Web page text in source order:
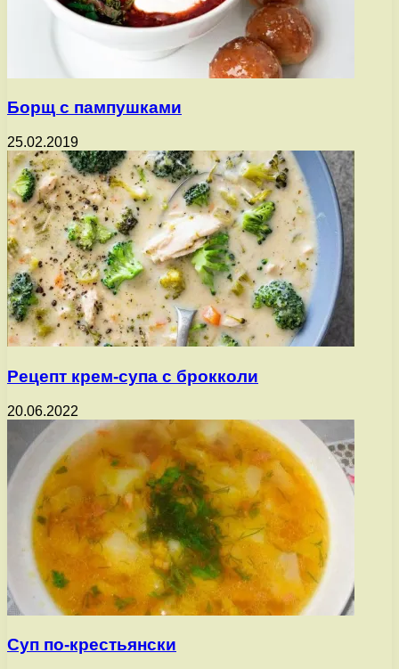
Борщ с пампушками
25.02.2019
Рецепт крем-супа с брокколи
20.06.2022
Суп по-крестьянски